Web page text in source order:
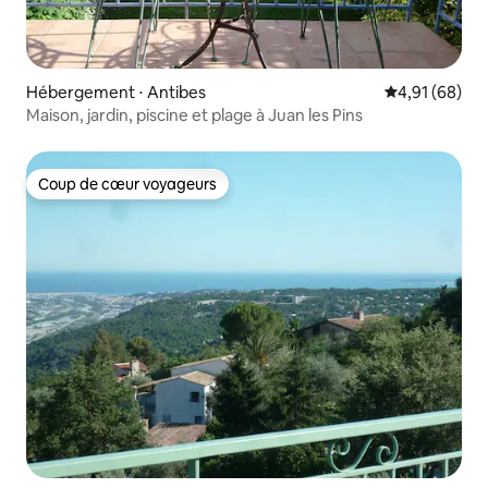
Hébergement ⋅ Antibes Évaluation
4,91 (68)
Maison, jardin, piscine et plage à Juan les Pins
Coup de cœur voyageurs
Coup de cœur voyageurs